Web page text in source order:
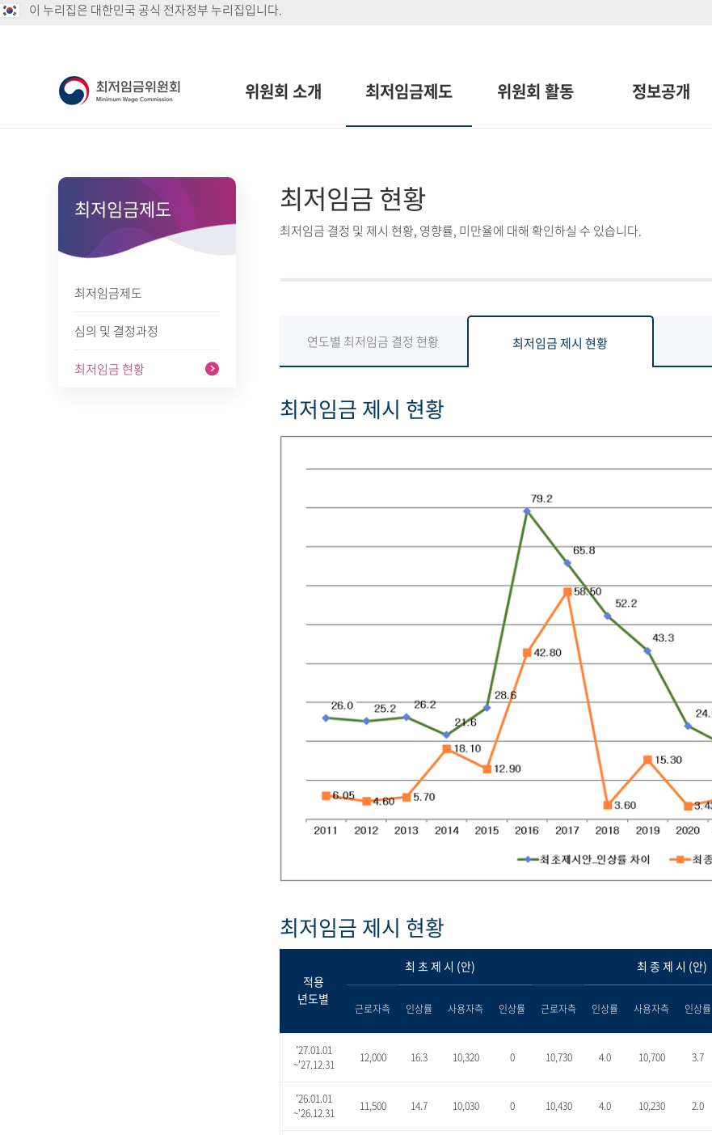
이 누리집은 대한민국 공식 전자정부 누리집입니다.
위원회 소개 최저임금제도 위원회 활동 정보공개
최저임금제도
최저임금제도
심의 및 결정과정
최저임금 현황
최저임금 현황
최저임금 결정 및 제시 현황, 영향률, 미만율에 대해 확인하실 수 있습니다.
연도별 최저임금 결정 현황 최저임금 제시 현황
최저임금 제시 현황
최저임금 제시 현황
적용
년도별
최 초 제 시 (안) 최 종 제 시 (안)
근로자측 인상률 사용자측 인상률 근로자측 인상률 사용자측 인상률
'27.01.01
~'27.12.31
12,000 16.3 10,320 0 10,730 4.0 10,700 3.7
'26.01.01
~'26.12.31
11,500 14.7 10,030 0 10,430 4.0 10,230 2.0